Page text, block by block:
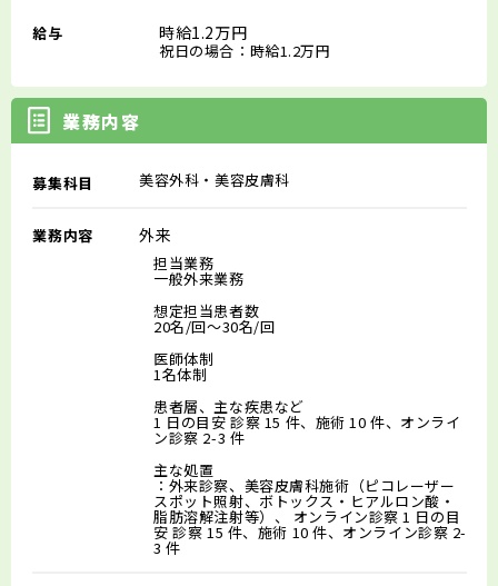
給与 時給1.2万円
祝日の場合：時給1.2万円
業務内容
募集科目 美容外科・美容皮膚科
業務内容 外来
担当業務
一般外来業務
想定担当患者数
20名/回～30名/回
医師体制
1名体制
患者層、主な疾患など
1 日の目安 診察 15 件、施術 10 件、オンライ
ン診察 2-3 件
主な処置
：外来診察、美容皮膚科施術（ピコレーザー
スポット照射、ボトックス・ヒアルロン酸・
脂肪溶解注射等）、 オンライン診察 1 日の目
安 診察 15 件、施術 10 件、オンライン診察 2-
3 件